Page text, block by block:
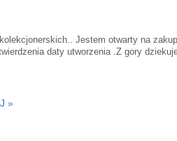
Jestem otwarty na
daty utworzenia .Z gory
»